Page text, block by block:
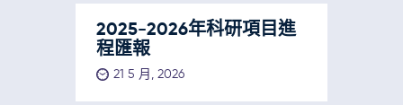
2025-2026年科研項目進
程匯報
21 5 月, 2026